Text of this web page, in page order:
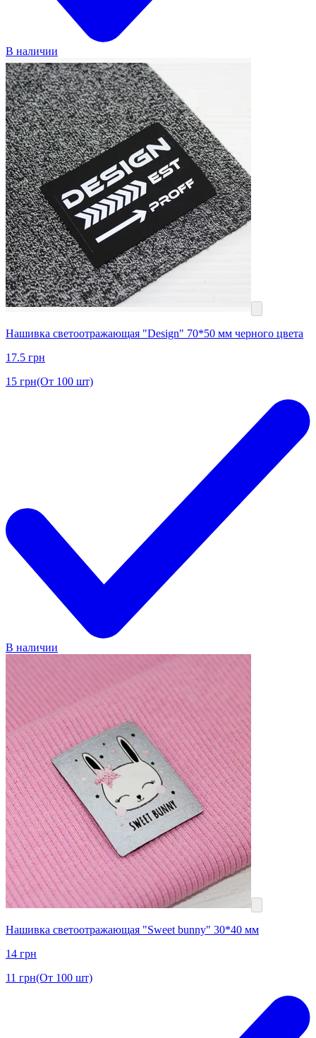
В наличии
Нашивка светоотражающая "Design" 70*50 мм черного цвета
17.5 грн
15 грн(От 100 шт)
В наличии
Нашивка светоотражающая "Sweet bunny" 30*40 мм
14 грн
11 грн(От 100 шт)